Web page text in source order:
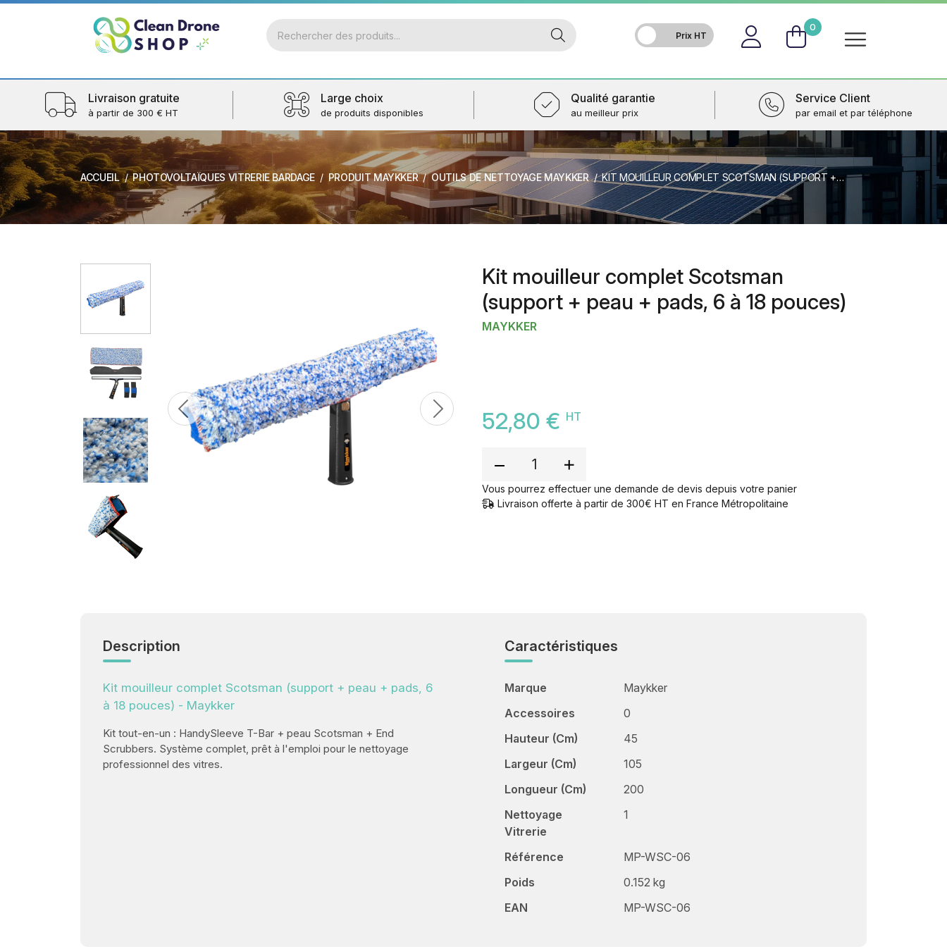
0
Livraison gratuite
à partir de 300 € HT
Large choix
de produits disponibles
Qualité garantie
au meilleur prix
Service Client
par email et par téléphone
ACCUEIL PHOTOVOLTAÏQUES VITRERIE BARDAGE PRODUIT MAYKKER OUTILS DE NETTOYAGE MAYKKER KIT MOUILLEUR COMPLET SCOTSMAN (SUPPORT + PEAU + PADS, 6 À 18 POUCES)
Previous Next
Kit mouilleur complet Scotsman
(support + peau + pads, 6 à 18 pouces)
MAYKKER
52,80 € HT
Vous pourrez effectuer une demande de devis depuis votre panier
Livraison offerte à partir de 300€ HT en France Métropolitaine
Description
Kit mouilleur complet Scotsman (support + peau + pads, 6
à 18 pouces) - Maykker
Kit tout-en-un : HandySleeve T-Bar + peau Scotsman + End
Scrubbers. Système complet, prêt à l'emploi pour le nettoyage
professionnel des vitres.
Caractéristiques
Marque
Maykker
Accessoires
0
Hauteur (cm)
45
Largeur (cm)
105
Longueur (cm)
200
Nettoyage
Vitrerie
1
Référence
MP-WSC-06
Poids
0.152 kg
EAN
MP-WSC-06